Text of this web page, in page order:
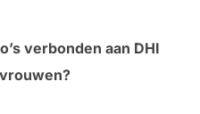
verbonden aan DHI